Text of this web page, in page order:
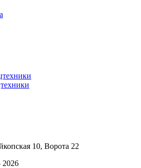
10, Ворота 22
2026